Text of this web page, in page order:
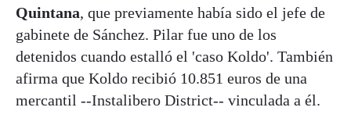
Quintana, que previamente había sido el jefe de
gabinete de Sánchez. Pilar fue uno de los
detenidos cuando estalló el 'caso Koldo'. También
afirma que Koldo recibió 10.851 euros de una
mercantil --Instalibero District-- vinculada a él.